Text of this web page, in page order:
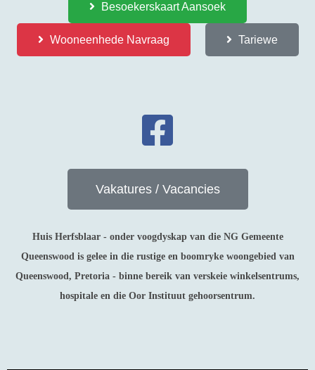
Besoekerskaart Aansoek
Wooneenhede Navraag Tariewe
Vakatures / Vacancies
Huis Herfsblaar - onder voogdyskap van die NG Gemeente
Queenswood is gelee in die rustige en boomryke woongebied van
Queenswood, Pretoria - binne bereik van verskeie winkelsentrums,
hospitale en die Oor Instituut gehoorsentrum.